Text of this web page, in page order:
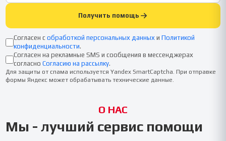
Получить помощь
Согласен с обработкой персональных данных и Политикой
конфиденциальности.
Согласен на рекламные SMS и сообщения в мессенджерах
согласно Согласию на рассылку.
Для защиты от спама используется Yandex SmartCaptcha. При отправке
формы Яндекс может обрабатывать технические данные.
О НАС
Мы - лучший сервис помощи